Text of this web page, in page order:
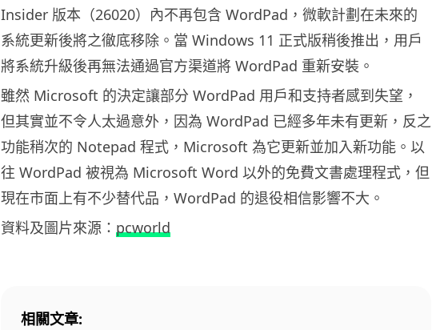
Insider 版本（26020）內不再包含 WordPad，微軟計劃在未來的
系統更新後將之徹底移除。當 Windows 11 正式版稍後推出，用戶
將系統升級後再無法通過官方渠道將 WordPad 重新安裝。
雖然 Microsoft 的決定讓部分 WordPad 用戶和支持者感到失望，
但其實並不令人太過意外，因為 WordPad 已經多年未有更新，反之
功能稍次的 Notepad 程式，Microsoft 為它更新並加入新功能。以
往 WordPad 被視為 Microsoft Word 以外的免費文書處理程式，但
現在市面上有不少替代品，WordPad 的退役相信影響不大。
資料及圖片來源： pcworld
相關文章: